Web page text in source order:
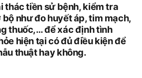
thác tiền sử bệnh, kiểm tra
như đo huyết áp, tim mạch,
thuốc,… để xác định tình
hiện tại có đủ điều kiện để
thuật hay không.